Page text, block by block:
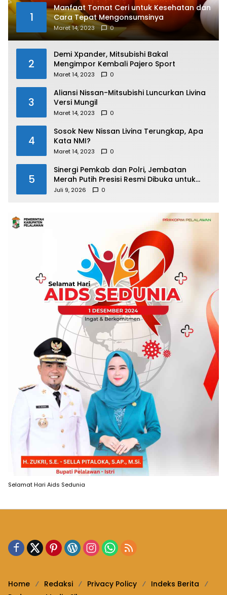
1
Manfaat Tomat Ceri untuk Kesehatan dan
Cara Tepat Mengonsumsinya
Maret 14, 2023 0
2
Demi Xpander, Mitsubishi Bakal
Mengimpor Kembali Pajero Sport
Maret 14, 2023 0
3
Aliansi Nissan-Mitsubishi Luncurkan Livina
Versi Mungil
Maret 14, 2023 0
4
Sosok New Nissan Livina Terungkap, Apa
Kata NMI?
Maret 14, 2023 0
5
Sinergi Pemkab dan Polri, Jembatan
Merah Putih Presisi Resmi Dibuka untuk
Masyarakat Desa Rangsang
Juli 9, 2026 0
Selamat Hari Aids Sedunia
Home Redaksi Privacy Policy
Indeks Berita